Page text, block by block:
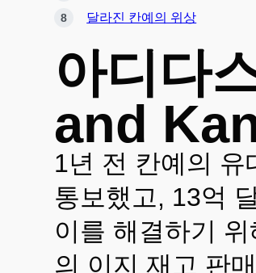
달라진 칸예의 위상
아디다
and
1년 전 칸예의
통보했고, 13억
이를 해결하기
의 이지 재고 판